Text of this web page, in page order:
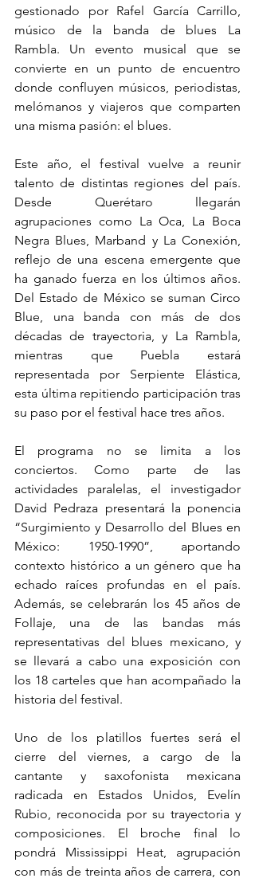
gestionado por Rafel García Carrillo,
músico de la banda de blues La
Rambla. Un evento musical que se
convierte en un punto de encuentro
donde confluyen músicos, periodistas,
melómanos y viajeros que comparten
una misma pasión: el blues.
Este año, el festival vuelve a reunir
talento de distintas regiones del país.
Desde Querétaro llegarán
agrupaciones como La Oca, La Boca
Negra Blues, Marband y La Conexión,
reflejo de una escena emergente que
ha ganado fuerza en los últimos años.
Del Estado de México se suman Circo
Blue, una banda con más de dos
décadas de trayectoria, y La Rambla,
mientras que Puebla estará
representada por Serpiente Elástica,
esta última repitiendo participación tras
su paso por el festival hace tres años.
El programa no se limita a los
conciertos. Como parte de las
actividades paralelas, el investigador
David Pedraza presentará la ponencia
“Surgimiento y Desarrollo del Blues en
México: 1950-1990”, aportando
contexto histórico a un género que ha
echado raíces profundas en el país.
Además, se celebrarán los 45 años de
Follaje, una de las bandas más
representativas del blues mexicano, y
se llevará a cabo una exposición con
los 18 carteles que han acompañado la
historia del festival.
Uno de los platillos fuertes será el
cierre del viernes, a cargo de la
cantante y saxofonista mexicana
radicada en Estados Unidos, Evelín
Rubio, reconocida por su trayectoria y
composiciones. El broche final lo
pondrá Mississippi Heat, agrupación
con más de treinta años de carrera, con